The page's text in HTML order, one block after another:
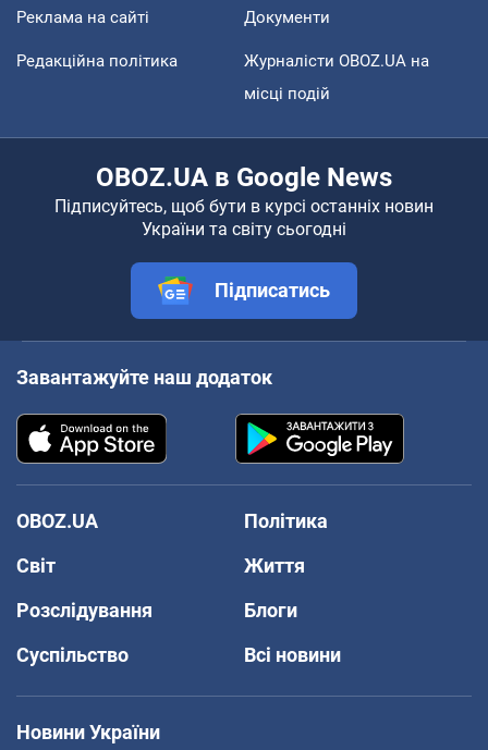
Реклама на сайті Документи
Редакційна політика
Журналісти OBOZ.UA на
місці подій
OBOZ.UA в Google News
Підписуйтесь, щоб бути в курсі останніх новин
України та світу сьогодні
Підписатись
Завантажуйте наш додаток
OBOZ.UA
Політика
Світ
Життя
Розслідування
Блоги
Суспільство
Всі новини
Новини України